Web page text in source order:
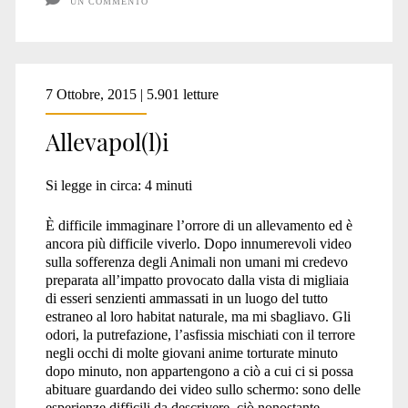
7 Ottobre, 2015 | 5.901 letture
Allevapol(l)i
Si legge in circa: 4 minuti
È difficile immaginare l’orrore di un allevamento ed è
ancora più difficile viverlo. Dopo innumerevoli video
sulla sofferenza degli Animali non umani mi credevo
preparata all’impatto provocato dalla vista di migliaia
di esseri senzienti ammassati in un luogo del tutto
estraneo al loro habitat naturale, ma mi sbagliavo. Gli
odori, la putrefazione, l’asfissia mischiati con il terrore
negli occhi di molte giovani anime torturate minuto
dopo minuto, non appartengono a ciò a cui ci si possa
abituare guardando dei video sullo schermo: sono delle